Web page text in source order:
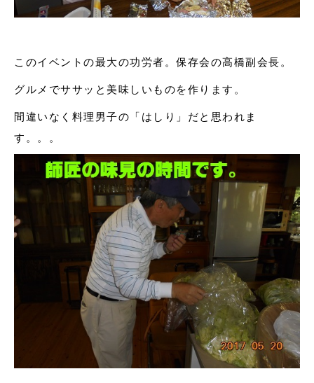
このイベントの最大の功労者。保存会の高橋副会長。
グルメでササッと美味しいものを作ります。
間違いなく料理男子の「はしり」だと思われま
す。。。